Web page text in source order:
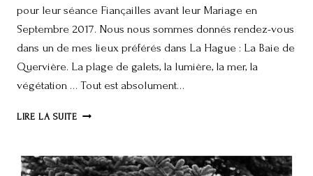
pour leur séance Fiançailles avant leur Mariage en
Septembre 2017. Nous nous sommes donnés rendez-vous
dans un de mes lieux préférés dans La Hague : La Baie de
Quervière. La plage de galets, la lumière, la mer, la
végétation … Tout est absolument…
LIRE LA SUITEPAULINE